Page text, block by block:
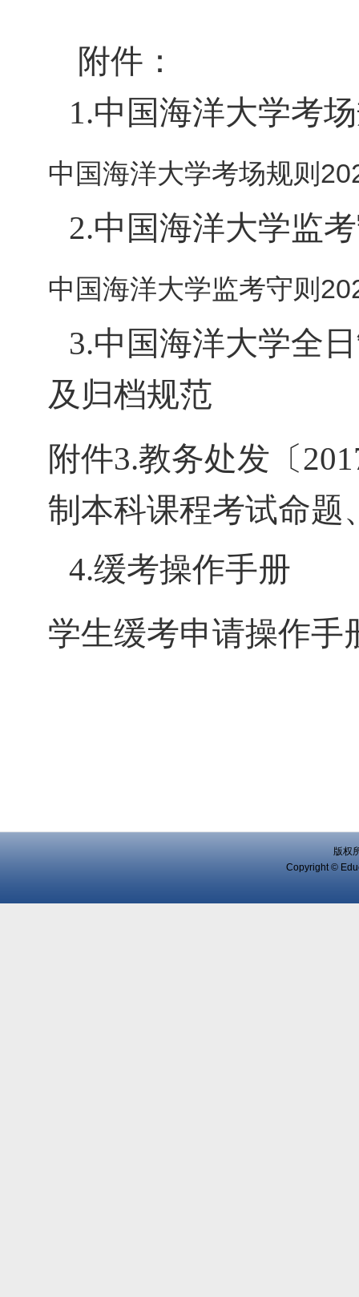
附件：
1.中国海洋大学考
中国海洋大学考场规则
2.中国海洋大学监
中国海洋大学监考守则
3.中国海洋大学全
及归档规范
附件3.教务处发〔
制本科课程考试命题
4.缓考操作手册
学生缓考申请操作手
版权
Copyright ©